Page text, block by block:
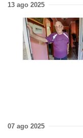
13 ago 2025
07 ago 2025